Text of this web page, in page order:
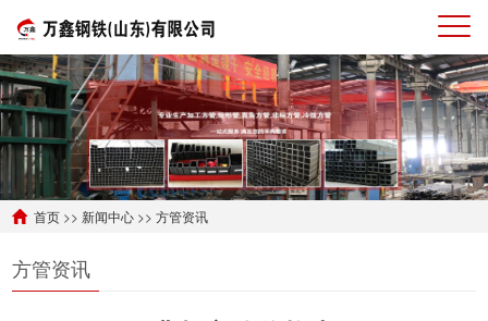
首页 >> 新闻中心 >>方管资讯
方管资讯